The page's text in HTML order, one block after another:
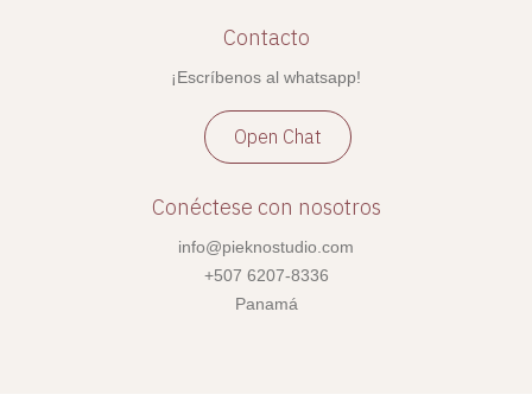
Contacto
¡Escríbenos al whatsapp!
Open Chat
Conéctese con nosotros
info@pieknostudio.com
+507 6207-8336
Panamá